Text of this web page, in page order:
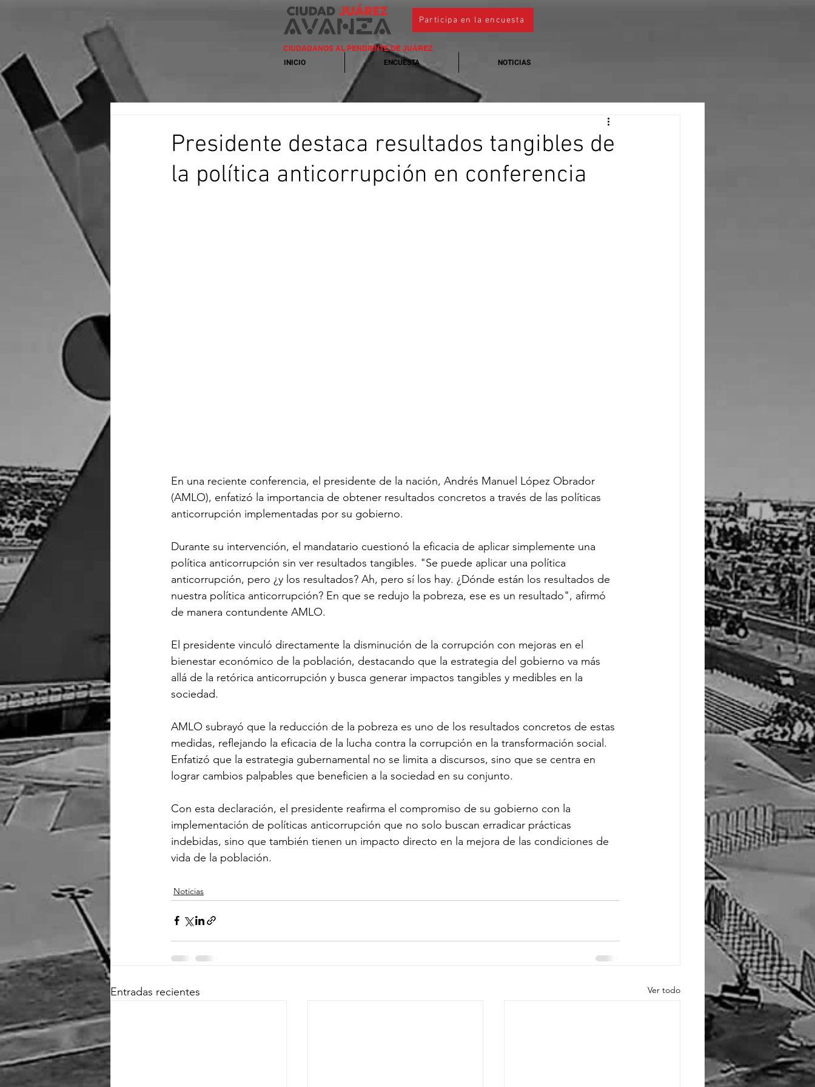
Participa en la encuesta
CIUDADANOS AL PENDIENTE DE JUÁREZ
INICIO ENCUESTA NOTICIAS
Presidente destaca resultados tangibles de
la política anticorrupción en conferencia
En una reciente conferencia, el presidente de la nación, Andrés Manuel López Obrador
(AMLO), enfatizó la importancia de obtener resultados concretos a través de las políticas
anticorrupción implementadas por su gobierno.
Durante su intervención, el mandatario cuestionó la eficacia de aplicar simplemente una
política anticorrupción sin ver resultados tangibles. "Se puede aplicar una política
anticorrupción, pero ¿y los resultados? Ah, pero sí los hay. ¿Dónde están los resultados de
nuestra política anticorrupción? En que se redujo la pobreza, ese es un resultado", afirmó
de manera contundente AMLO.
El presidente vinculó directamente la disminución de la corrupción con mejoras en el
bienestar económico de la población, destacando que la estrategia del gobierno va más
allá de la retórica anticorrupción y busca generar impactos tangibles y medibles en la
sociedad.
AMLO subrayó que la reducción de la pobreza es uno de los resultados concretos de estas
medidas, reflejando la eficacia de la lucha contra la corrupción en la transformación social.
Enfatizó que la estrategia gubernamental no se limita a discursos, sino que se centra en
lograr cambios palpables que beneficien a la sociedad en su conjunto.
Con esta declaración, el presidente reafirma el compromiso de su gobierno con la
implementación de políticas anticorrupción que no solo buscan erradicar prácticas
indebidas, sino que también tienen un impacto directo en la mejora de las condiciones de
vida de la población.
Noticias
Entradas recientes Ver todo